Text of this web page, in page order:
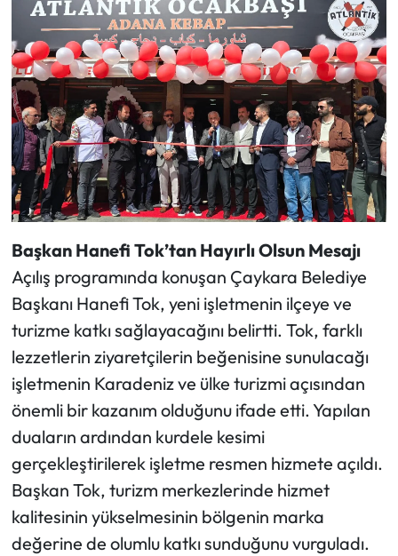
Başkan Hanefi Tok’tan Hayırlı Olsun Mesajı
Açılış programında konuşan Çaykara Belediye
Başkanı Hanefi Tok, yeni işletmenin ilçeye ve
turizme katkı sağlayacağını belirtti. Tok, farklı
lezzetlerin ziyaretçilerin beğenisine sunulacağı
işletmenin Karadeniz ve ülke turizmi açısından
önemli bir kazanım olduğunu ifade etti. Yapılan
duaların ardından kurdele kesimi
gerçekleştirilerek işletme resmen hizmete açıldı.
Başkan Tok, turizm merkezlerinde hizmet
kalitesinin yükselmesinin bölgenin marka
değerine de olumlu katkı sunduğunu vurguladı.